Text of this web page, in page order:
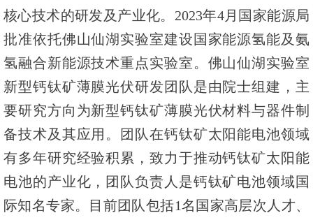
核心技术的研发及产业化。2023年4月国家能源局
批准依托佛山仙湖实验室建设国家能源氢能及氨
氢融合新能源技术重点实验室。佛山仙湖实验室
新型钙钛矿薄膜光伏研发团队是由院士组建，主
要研究方向为新型钙钛矿薄膜光伏材料与器件制
备技术及其应用。团队在钙钛矿太阳能电池领域
有多年研究经验积累，致力于推动钙钛矿太阳能
电池的产业化，团队负责人是钙钛矿电池领域国
际知名专家。目前团队包括1名国家高层次人才、